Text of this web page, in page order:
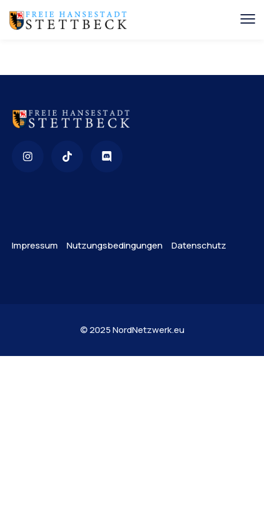
Impressum Nutzungsbedingungen Datenschutz
© 2025 NordNetzwerk.eu